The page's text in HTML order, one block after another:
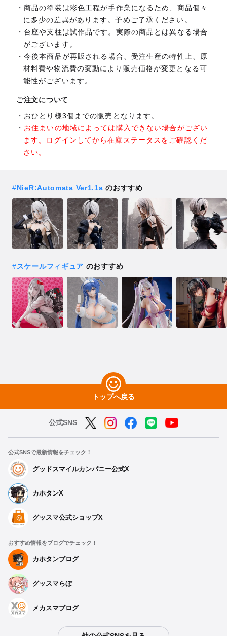
商品の塗装は彩色工程が手作業になるため、商品個々
に多少の差異があります。予めご了承ください。
台座や支柱は試作品です。実際の商品とは異なる場合
がございます。
今後本商品が再販される場合、受注生産の特性上、原
材料費や物流費の変動により販売価格が変更となる可
能性がございます。
ご注文について
おひとり様3個までの販売となります。
お住まいの地域によっては購入できない場合がござい
ます。ログインしてから在庫ステータスをご確認くだ
さい。
#NieR:Automata Ver1.1a のおすすめ
#スケールフィギュア のおすすめ
トップへ戻る
公式SNS
公式SNSで最新情報をチェック！
グッドスマイルカンパニー公式X
カホタンX
グッスマ公式ショップX
おすすめ情報をブログでチェック！
カホタンブログ
グッスマらぼ
メカスマブログ